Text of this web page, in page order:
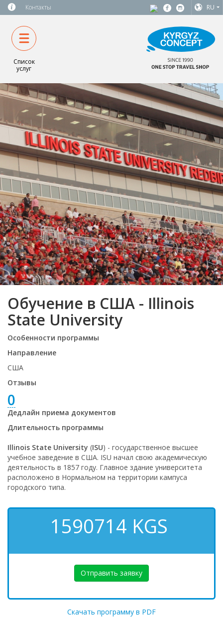
Контакты RU
Список
услуг
Обучение в США - Illinois
State University
Особенности программы
Направление
США
Отзывы
0
Дедлайн приема документов
Длительность программы
Illinois State University (ISU) - государственное высшее
учебное заведение в США. ISU начал свою академическую
деятельность в 1857 году. Главное здание университета
расположено в Нормальном на территории кампуса
городского типа.
1590714 KGS
Отправить заявку
Скачать программу в PDF